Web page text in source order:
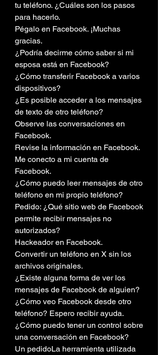
tu teléfono. ¿Cuáles son los pasos
para hacerlo.
Pégalo en Facebook. ¡Muchas
gracias.
¿Podría decirme cómo saber si mi
esposa está en Facebook?
¿Cómo transferir Facebook a varios
dispositivos?
¿Es posible acceder a los mensajes
de texto de otro teléfono?
Observe las conversaciones en
Facebook.
Revise la información en Facebook.
Me conecto a mi cuenta de
Facebook.
¿Cómo puedo leer mensajes de otro
teléfono en mi propio teléfono?
Pedido: ¿Qué sitio web de Facebook
permite recibir mensajes no
autorizados?
Hackeador en Facebook.
Convertir un teléfono en X sin los
archivos originales.
¿Existe alguna forma de ver los
mensajes de Facebook de alguien?
¿Cómo veo Facebook desde otro
teléfono? Espero recibir ayuda.
¿Cómo puedo tener un control sobre
una conversación en Facebook?
Un pedidoLa herramienta utilizada